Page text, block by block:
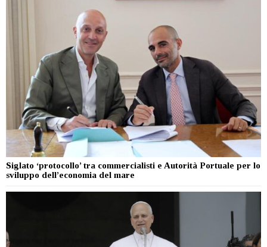
Siglato ‘protocollo’ tra commercialisti e Autorità Portuale per lo
sviluppo dell’economia del mare